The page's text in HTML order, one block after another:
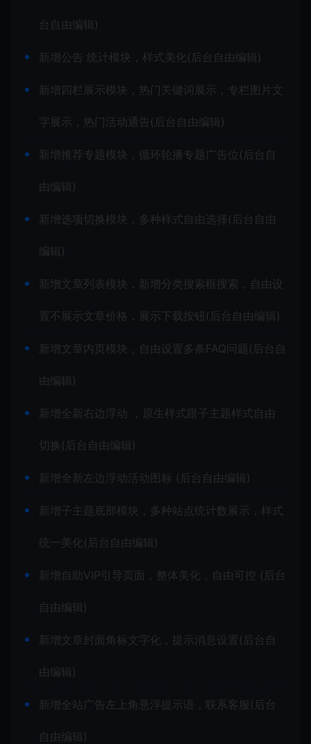
台自由编辑)
新增公告 统计模块，样式美化(后台自由编辑)
新增四栏展示模块，热门关键词展示，专栏图片文
字展示，热门活动通告(后台自由编辑)
新增推荐专题模块，循环轮播专题广告位(后台自
由编辑)
新增选项切换模块，多种样式自由选择(后台自由
编辑)
新增文章列表模块，新增分类搜索框搜索，自由设
置不展示文章价格，展示下载按钮(后台自由编辑)
新增文章内页模块，自由设置多条FAQ问题(后台自
由编辑)
新增全新右边浮动 ，原生样式跟子主题样式自由
切换(后台自由编辑)
新增全新左边浮动活动图标 (后台自由编辑)
新增子主题底部模块，多种站点统计数展示，样式
统一美化(后台自由编辑)
新增自助VIP引导页面，整体美化，自由可控 (后台
自由编辑)
新增文章封面角标文字化，提示消息设置(后台自
由编辑)
新增全站广告左上角悬浮提示语，联系客服(后台
自由编辑)